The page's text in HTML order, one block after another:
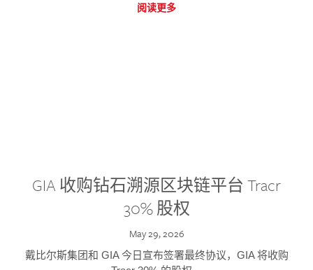
阅读更多
GIA 收购钻石溯源区块链平台 Tracr
30% 股权
May 29, 2026
戴比尔斯集团和 GIA 今日宣布签署最终协议，GIA 将收购